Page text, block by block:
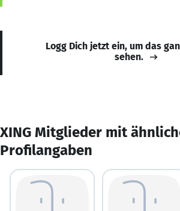
Logg Dich jetzt ein, um das
sehen.
XING Mitglieder mit
Profilangaben